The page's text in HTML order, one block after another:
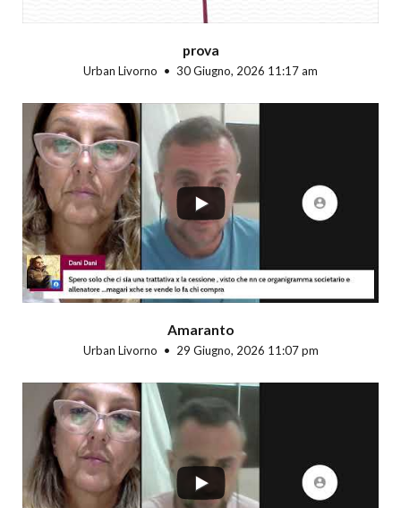
prova
Urban Livorno 30 Giugno, 2026 11:17 am
Amaranto
Urban Livorno 29 Giugno, 2026 11:07 pm